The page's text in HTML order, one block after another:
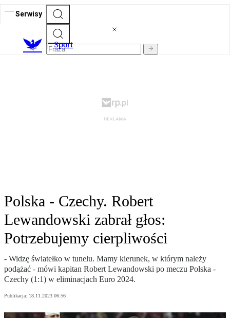
Serwisy
Sport
Polska - Czechy. Robert
Lewandowski zabrał głos:
Potrzebujemy cierpliwości
- Widzę światełko w tunelu. Mamy kierunek, w którym należy
podążać - mówi kapitan Robert Lewandowski po meczu Polska -
Czechy (1:1) w eliminacjach Euro 2024.
Publikacja: 18.11.2023 06:56